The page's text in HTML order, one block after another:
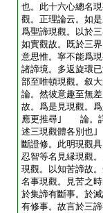
也。此十六心總名
觀。正理論云。如
爲聖諦現觀。以於
如實觀故。既於三
意思惟。寧不能爲
諸諦境。多返旋
部至唯頓現觀。叙
論。然彼意趣至無
故。爲是見現觀。
應更推尋｣ 論。詳
述三現觀體各別
斷證修。此明現觀
忍智等名見縁現觀
現觀。以知苦諦故
名事現觀。見苦之
於集諦有斷事。於
有修事。故言於